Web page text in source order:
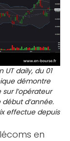
daily, du 01
démontre
l’opérateur
d’année.
effectue depuis
en